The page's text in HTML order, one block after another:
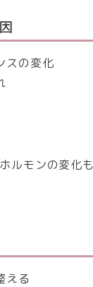
スの変化
ルモンの変化
える